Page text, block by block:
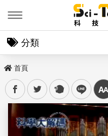
分類
首頁
facebooktwitter plurk line 中